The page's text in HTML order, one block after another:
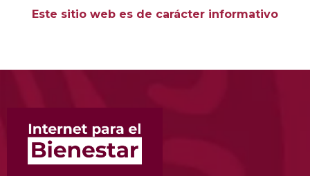
Este sitio web es de carácter informativo